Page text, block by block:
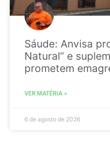
Sáude: Anvisa
Natural” e
prometem
VER MATÉRIA »
6 de agosto de 2026